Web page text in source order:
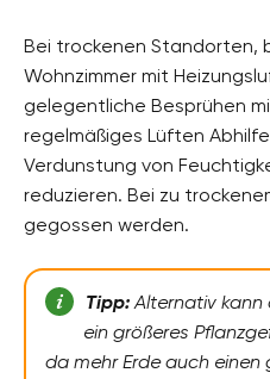
Bei trockenen Standorten,
Wohnzimmer mit
gelegentliche Besprühen
regelmäßiges Lüften
Verdunstung von
reduzieren. Bei zu
gegossen werden.
Tipp:Alternativ kann
ein größeres
da mehr Erde auch einen